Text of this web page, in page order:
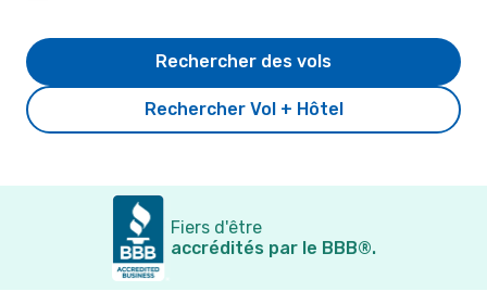
Rechercher Vol + Hôtel
Rechercher des vols
Fiers d'être
accrédités par le BBB®.